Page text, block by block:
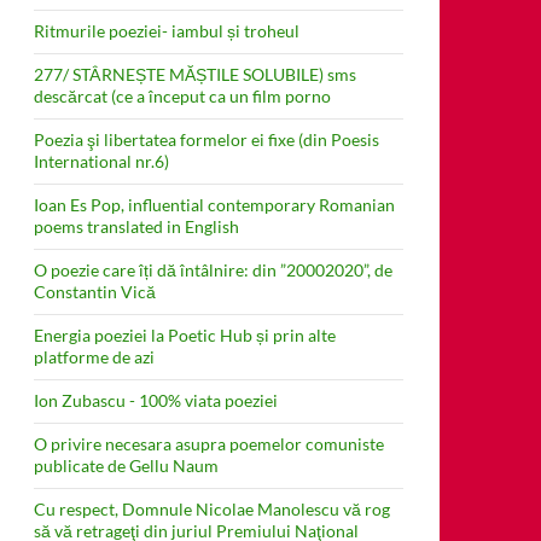
2012
Ritmurile poeziei- iambul și troheul
277/ STÂRNEȘTE MĂȘTILE SOLUBILE) sms
descărcat (ce a început ca un film porno
Poezia şi libertatea formelor ei fixe (din Poesis
International nr.6)
Ioan Es Pop, influential contemporary Romanian
poems translated in English
O poezie care îți dă întâlnire: din ”20002020”, de
Constantin Vică
Energia poeziei la Poetic Hub și prin alte
platforme de azi
Ion Zubascu - 100% viata poeziei
O privire necesara asupra poemelor comuniste
publicate de Gellu Naum
Cu respect, Domnule Nicolae Manolescu vă rog
să vă retrageţi din juriul Premiului Naţional